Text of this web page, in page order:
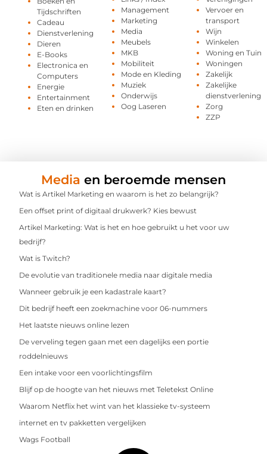
Tijdschriften
Cadeau
Dienstverlening
Dieren
E-Books
Electronica en
Computers
Energie
Entertainment
Eten en drinken
Management
Marketing
Media
Meubels
MKB
Mobiliteit
Mode en Kleding
Muziek
Onderwijs
Oog Laseren
Vervoer en
transport
Wijn
Winkelen
Woning en Tuin
Woningen
Zakelijk
Zakelijke
dienstverlening
Zorg
ZZP
Media en beroemde mensen
Wat is Artikel Marketing en waarom is het zo belangrijk?
Een offset print of digitaal drukwerk? Kies bewust
Artikel Marketing: Wat is het en hoe gebruikt u het voor uw
bedrijf?
Wat is Twitch?
De evolutie van traditionele media naar digitale media
Wanneer gebruik je een kadastrale kaart?
Dit bedrijf heeft een zoekmachine voor 06-nummers
Het laatste nieuws online lezen
De verveling tegen gaan met een dagelijks een portie
roddelnieuws
Een intake voor een voorlichtingsfilm
Blijf op de hoogte van het nieuws met Teletekst Online
Waarom Netflix het wint van het klassieke tv-systeem
internet en tv pakketten vergelijken
Wags Football